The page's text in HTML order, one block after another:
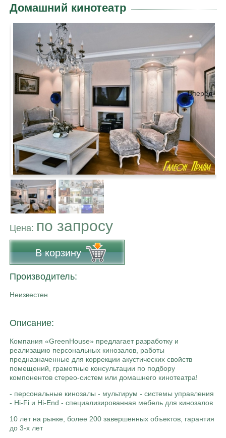
Домашний кинотеатр
Вперёд
Цена: по запросу
В корзину
Производитель:
Неизвестен
Описание:
Компания «GreenHouse» предлагает разработку и
реализацию персональных кинозалов, работы
предназначенные для коррекции акустических свойств
помещений, грамотные консультации по подбору
компонентов стерео-систем или домашнего кинотеатра!
- персональные кинозалы - мультирум - системы управления
- Hi-Fi и Hi-End - специализированная мебель для кинозалов
10 лет на рынке, более 200 завершенных объектов, гарантия
до 3-х лет